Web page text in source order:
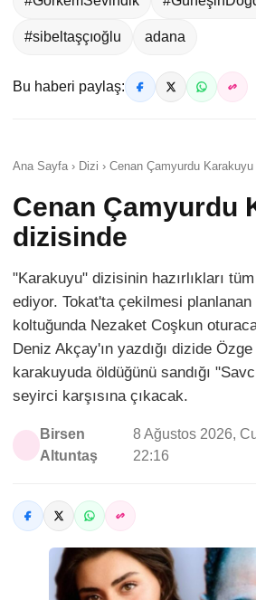
#sibeltaşçıoğlu adana
Bu haberi paylaş:
Ana Sayfa › Dizi › Cenan Çamyurdu
Cenan Çamyurdu
dizisinde
"Karakuyu" dizisinin hazırlıkları
ediyor. Tokat'ta çekilmesi
koltuğunda Nezaket Coşkun
Deniz Akçay'ın yazdığı dizide
karakuyuda öldüğünü sandığı
seyirci karşısına çıkacak.
Birsen
Altuntaş
8 Ağustos 2026,
22:16